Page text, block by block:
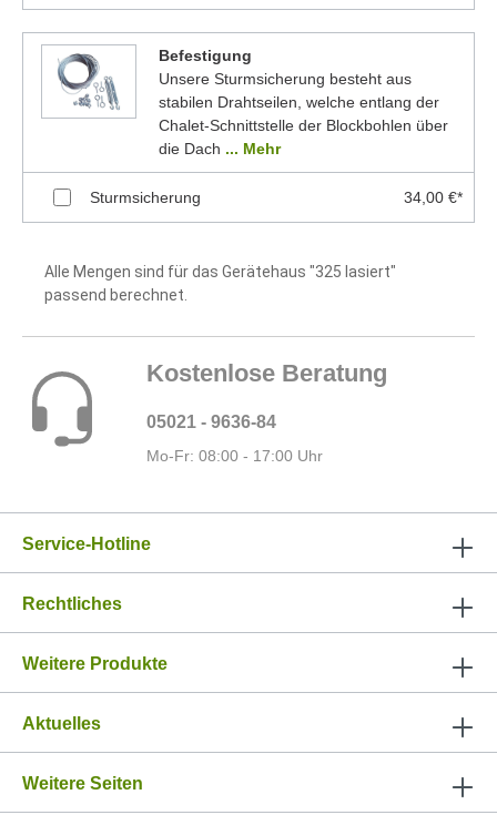
Befestigung
Unsere Sturmsicherung besteht aus
stabilen Drahtseilen, welche entlang der
Chalet-Schnittstelle der Blockbohlen über
die Dach ... Mehr
Sturmsicherung 34,00 €*
Alle Mengen sind für das Gerätehaus "325 lasiert"
passend berechnet.
Kostenlose Beratung
05021 - 9636-84
Mo-Fr: 08:00 - 17:00 Uhr
Service-Hotline
Rechtliches
Weitere Produkte
Aktuelles
Weitere Seiten